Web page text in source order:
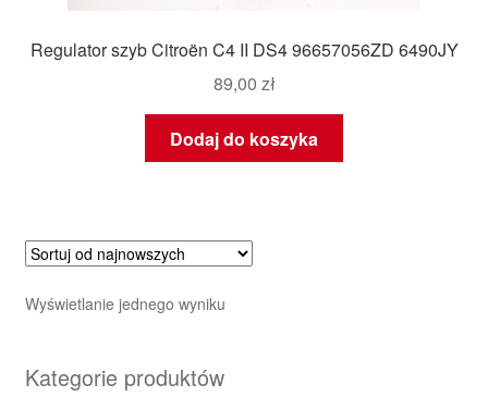
Regulator szyb Citroën C4 II DS4 96657056ZD 6490JY
89,00 zł
Dodaj do koszyka
Wyświetlanie jednego wyniku
Kategorie produktów